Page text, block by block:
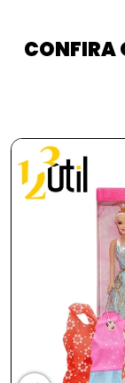
CONFIRA